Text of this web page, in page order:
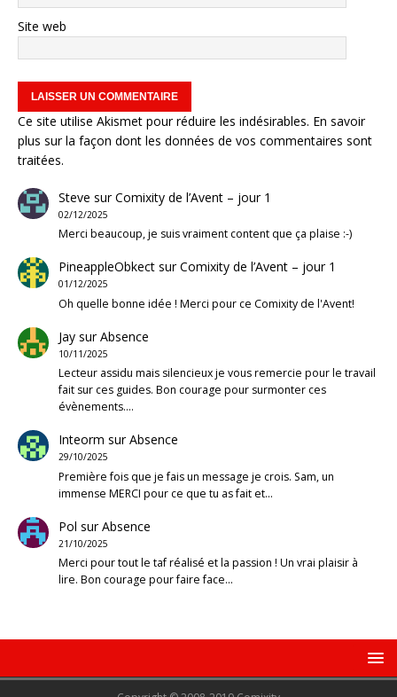
Site web
Ce site utilise Akismet pour réduire les indésirables. En savoir
plus sur la façon dont les données de vos commentaires sont
traitées.
Steve surComixity de l’Avent – jour 1
02/12/2025
Merci beaucoup, je suis vraiment content que ça plaise :-)
PineappleObkectsurComixity de l’Avent – jour 1
01/12/2025
Oh quelle bonne idée ! Merci pour ce Comixity de l'Avent!
JaysurAbsence
10/11/2025
Lecteur assidu mais silencieux je vous remercie pour le travail
fait sur ces guides. Bon courage pour surmonter ces
évènements.…
Inteorm surAbsence
29/10/2025
Première fois que je fais un message je crois. Sam, un
immense MERCI pour ce que tu as fait et…
Pol surAbsence
21/10/2025
Merci pour tout le taf réalisé et la passion ! Un vrai plaisir à
lire. Bon courage pour faire face…